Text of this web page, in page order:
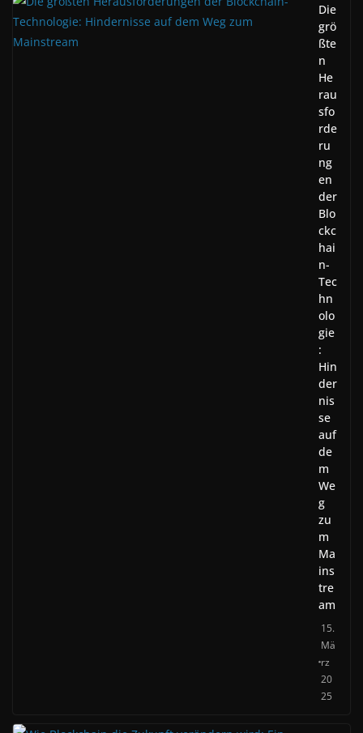
Die
grö
ßte
n
He
rau
sfo
rde
ru
ng
en
der
Blo
ckc
hai
n-
Tec
hn
olo
gie
:
Hin
der
nis
se
auf
de
m
We
g
zu
m
Ma
ins
tre
am
15.
Mä
rz
20
25